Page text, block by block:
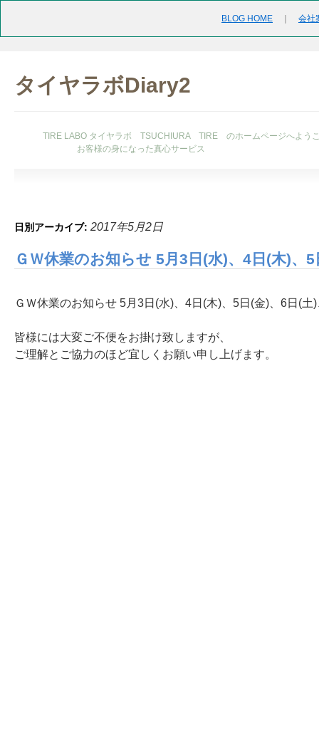
BLOG HOME 会社
タイヤラボDiary2
TIRE LABO タイヤラボ TSUCHIURA TIRE のホームページへよう
お客様の身になった真心サービス
日別アーカイブ: 2017年5月2日
ＧＷ休業のお知らせ 5月3日(水)、4日(木)、
ＧＷ休業のお知らせ 5月3日(水)、4日(木)、5日(金)、6日(土
皆様には大変ご不便をお掛け致しますが、
ご理解とご協力のほど宜しくお願い申し上げます。